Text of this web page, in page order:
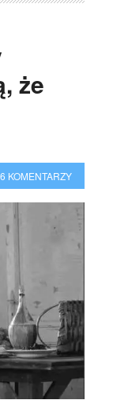
że
6 KOMENTARZY